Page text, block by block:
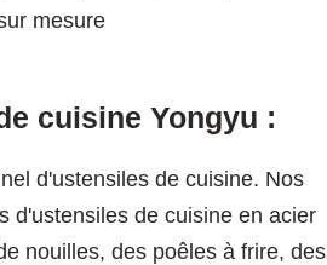
mesure
cuisine Yongyu :
d'ustensiles de cuisine. Nos
d'ustensiles de cuisine en acier
nouilles, des poêles à frire, des